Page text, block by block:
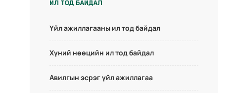
ИЛ ТОД БАЙДАЛ
Үйл ажиллагааны ил тод байдал
Хүний нөөцийн ил тод байдал
Авилгын эсрэг үйл ажиллагаа